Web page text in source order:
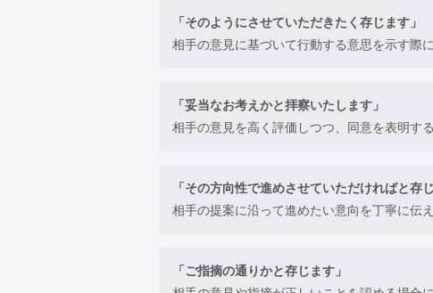
「そのようにさせていただきたく存じます」
相手の意見に基づいて行動する意思を示す際
「妥当なお考えかと拝察いたします」
相手の意見を高く評価しつつ、同意を表明す
「その方向性で進めさせていただければと存
相手の提案に沿って進めたい意向を丁寧に伝
「ご指摘の通りかと存じます」